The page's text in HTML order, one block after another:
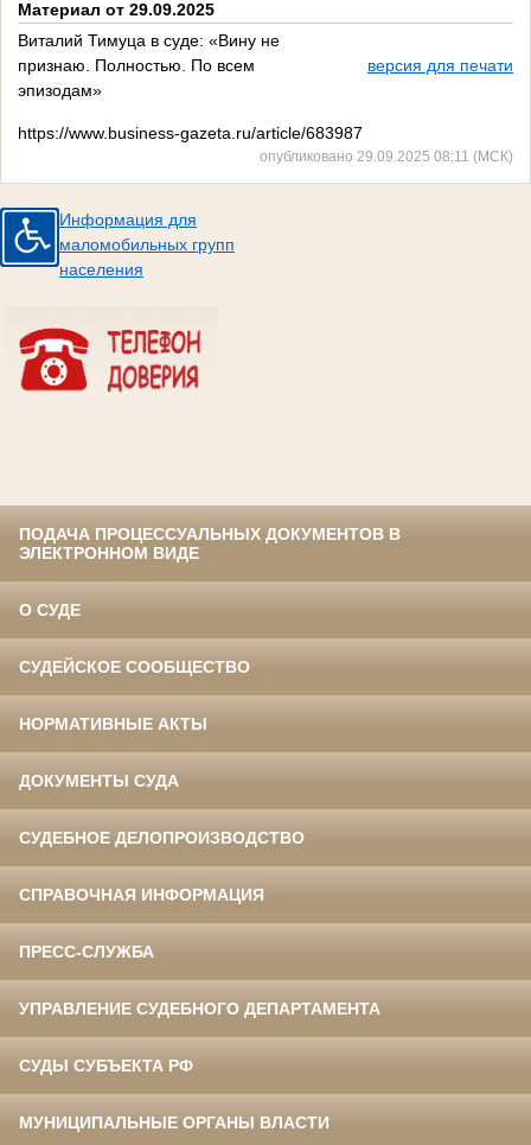
Материал от 29.09.2025
Виталий Тимуца в суде: «Вину не
признаю. Полностью. По всем
эпизодам»
версия для печати
https://www.business-gazeta.ru/article/683987
опубликовано 29.09.2025 08:11 (МСК)
Информация для
маломобильных групп
населения
ПОДАЧА ПРОЦЕССУАЛЬНЫХ ДОКУМЕНТОВ В
ЭЛЕКТРОННОМ ВИДЕ
О СУДЕ
СУДЕЙСКОЕ СООБЩЕСТВО
НОРМАТИВНЫЕ АКТЫ
ДОКУМЕНТЫ СУДА
СУДЕБНОЕ ДЕЛОПРОИЗВОДСТВО
СПРАВОЧНАЯ ИНФОРМАЦИЯ
ПРЕСС-СЛУЖБА
УПРАВЛЕНИЕ СУДЕБНОГО ДЕПАРТАМЕНТА
СУДЫ СУБЪЕКТА РФ
МУНИЦИПАЛЬНЫЕ ОРГАНЫ ВЛАСТИ